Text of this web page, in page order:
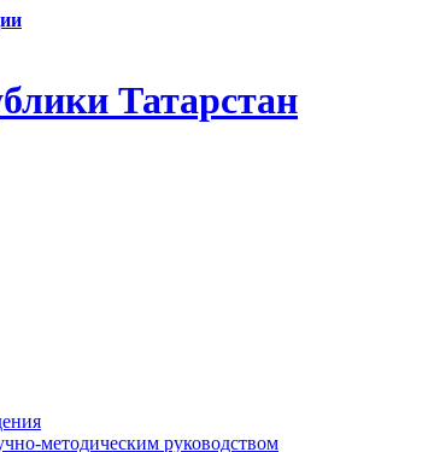
Татарстан
методическим руководством